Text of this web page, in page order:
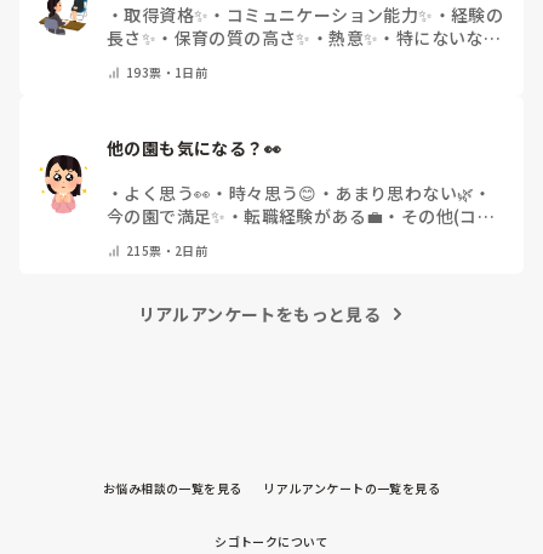
・取得資格✨ ・ コミュニケーション能力✨ ・ 経験の
長さ✨ ・ 保育の質の高さ✨ ・熱意✨ ・ 特にないな・
193票・ 1日前
他の園も気になる？👀
・ よく思う👀 ・ 時々思う😊 ・ あまり思わない🌿 ・
今の園で満足✨ ・転職経験がある💼 ・ その他(コメ
215票・ 2日前
リアルアンケートをもっと見る
お悩み相談の一覧を見る リアルアンケートの一覧を見る
シゴトークについて